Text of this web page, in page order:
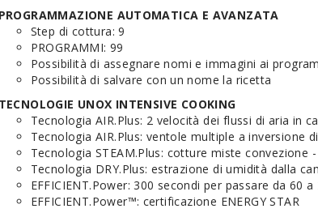
AUTOMATICA E AVANZATA
Step di cottura: 9
PROGRAMMI: 99
Possibilità di assegnare nomi e immagini ai
Possibilità di salvare con un nome la ricetta
UNOX INTENSIVE COOKING
Tecnologia AIR.Plus: 2 velocità dei flussi di aria in
Tecnologia AIR.Plus: ventole multiple a inversione
Tecnologia STEAM.Plus: cotture miste convezione
Tecnologia DRY.Plus: estrazione di umidità dalla
EFFICIENT.Power: 300 secondi per passare da 60 a
EFFICIENT.Power™: certificazione ENERGY STAR